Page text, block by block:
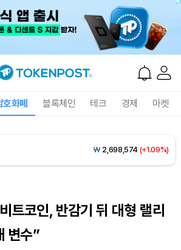
호화폐 블록체인 테크 경제 마켓
98.74(+1.63%)
₩91,495,009 (+1.11%)
1,408 (+0.01%)
트코인, 반감기 뒤 대형 랠리
변수”